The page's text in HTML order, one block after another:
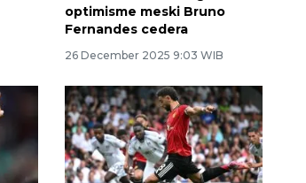
optimisme meski Bruno
Fernandes cedera
26 December 2025 9:03 WIB